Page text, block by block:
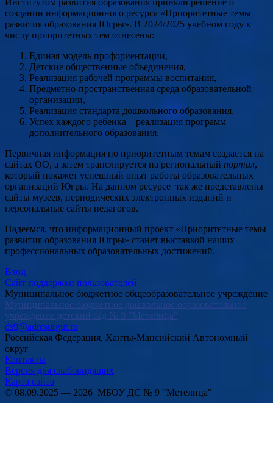
создании информационного ресурса «Приоритетные темы
развития образования Югры». В 2024/2025 учебном году к
числу приоритетных тем отнесены:
Единая модель профориентации,
Детские общественные объединения,
Реализация рабочей программы воспитания,
Предметно-пространственная среда образовательной
организации,
Реализация стандарта дошкольного образования,
Успех каждого ребенка – реализация программ
дополнительного образования.
Первичная информация по приоритетным темам создается на
сайтах ОО, а затем транслируется на региональный портал,
который покажет успешный опыт работы образовательных
организаций Югры. На данном ресурсе так же представлены
сайты музеев, периодических электронных изданий и
персональные сайты педагогов.
Надеемся, что информационный проект «Приоритетные темы
развития образования Югры» станет выставкой наших
профессиональных образовательных достижений.
Вход
Сайт поддержки пользователей
Муниципальное бюджетное общеобразовательное учреждение
Муниципальное бюджетное дошкольное образовательное
учреждение детский сад № 9 "Метелица"
ds9@admsurgut.ru
Российская Федерация, Ханты-Мансийский Автономный
округ
Контакты
Версия для слабовидящих
Карта сайта
© 08.09.2025 — 2026 МБОУ ДС № 9 "Метелица"